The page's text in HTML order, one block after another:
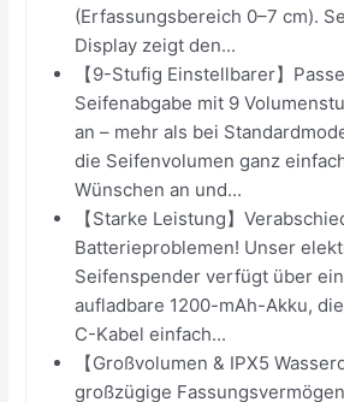
(Erfassungsbereich 0–7 cm).
Display zeigt den...
【9-Stufig Einstellbarer】
Seifenabgabe mit 9
an – mehr als bei
die Seifenvolumen ganz
Wünschen an und...
【Starke Leistung】
Batterieproblemen! Unser
Seifenspender verfügt über
aufladbare 1200-mAh-Akku,
C-Kabel einfach...
【Großvolumen & IPX5
großzügige